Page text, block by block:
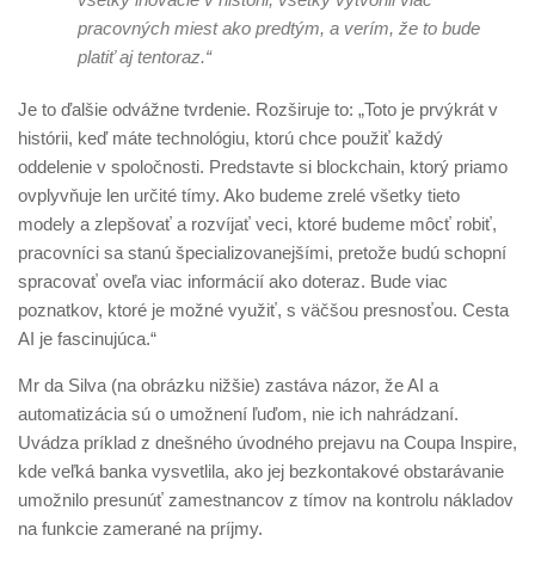
pracovných miest ako predtým, a verím, že to bude
platiť aj tentoraz.“
Je to ďalšie odvážne tvrdenie. Rozširuje to: „Toto je prvýkrát v
histórii, keď máte technológiu, ktorú chce použiť každý
oddelenie v spoločnosti. Predstavte si blockchain, ktorý priamo
ovplyvňuje len určité tímy. Ako budeme zrelé všetky tieto
modely a zlepšovať a rozvíjať veci, ktoré budeme môcť robiť,
pracovníci sa stanú špecializovanejšími, pretože budú schopní
spracovať oveľa viac informácií ako doteraz. Bude viac
poznatkov, ktoré je možné využiť, s väčšou presnosťou. Cesta
AI je fascinujúca.“
Mr da Silva (na obrázku nižšie) zastáva názor, že AI a
automatizácia sú o umožnení ľuďom, nie ich nahrádzaní.
Uvádza príklad z dnešného úvodného prejavu na Coupa Inspire,
kde veľká banka vysvetlila, ako jej bezkontakové obstarávanie
umožnilo presunúť zamestnancov z tímov na kontrolu nákladov
na funkcie zamerané na príjmy.